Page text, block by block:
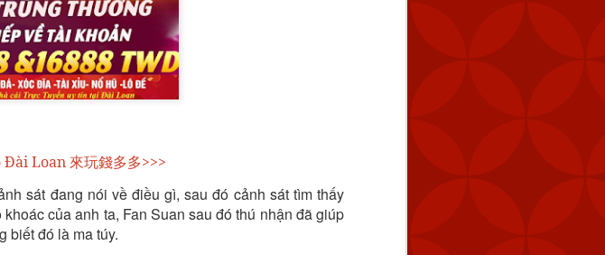
Loan 來玩錢多多>>>
sát đang nói về điều gì, sau đó cảnh sát tìm thấy
của anh ta, Fan Suan sau đó thú nhận đã giúp
biết đó là ma túy.
loạt nỗ lực vượt ra ngoài khả năng răn đe và đảm bảo
một quốc gia mà không cần sử dụng vũ lực trực tiếp và ở
VIETVIP PRO